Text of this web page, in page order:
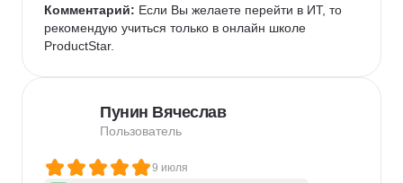
Комментарий: Если Вы желаете перейти в ИТ, то
рекомендую учиться только в онлайн школе
ProductStar.
Пунин Вячеслав
Пользователь
9 июля